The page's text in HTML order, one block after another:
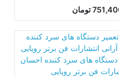
تومان
های سرد کننده احسان
فن برتر رویایی